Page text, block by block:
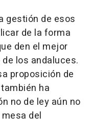
gestión de esos
de la forma
den el mejor
los andaluces.
proposición de
ha
no de ley aún no
del